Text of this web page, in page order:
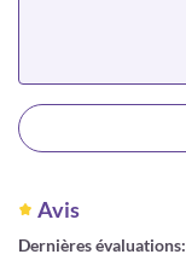
Avis
Dernières évaluations: